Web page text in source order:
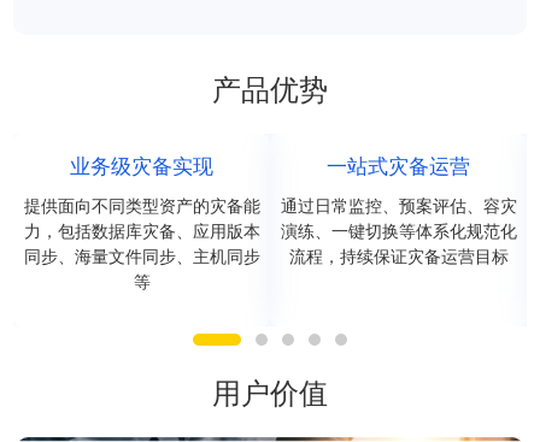
产品优势
业务级灾备实现
提供面向不同类型资产的灾备能
力，包括数据库灾备、应用版本
同步、海量文件同步、主机同步
等
一站式灾备运营
通过日常监控、预案评估、容灾
演练、一键切换等体系化规范化
流程，持续保证灾备运营目标
用户价值